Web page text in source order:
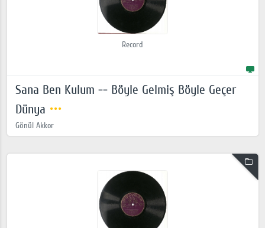
Record
Sana Ben Kulum -- Böyle Gelmiş Böyle Geçer
Dünya
Gönül Akkor